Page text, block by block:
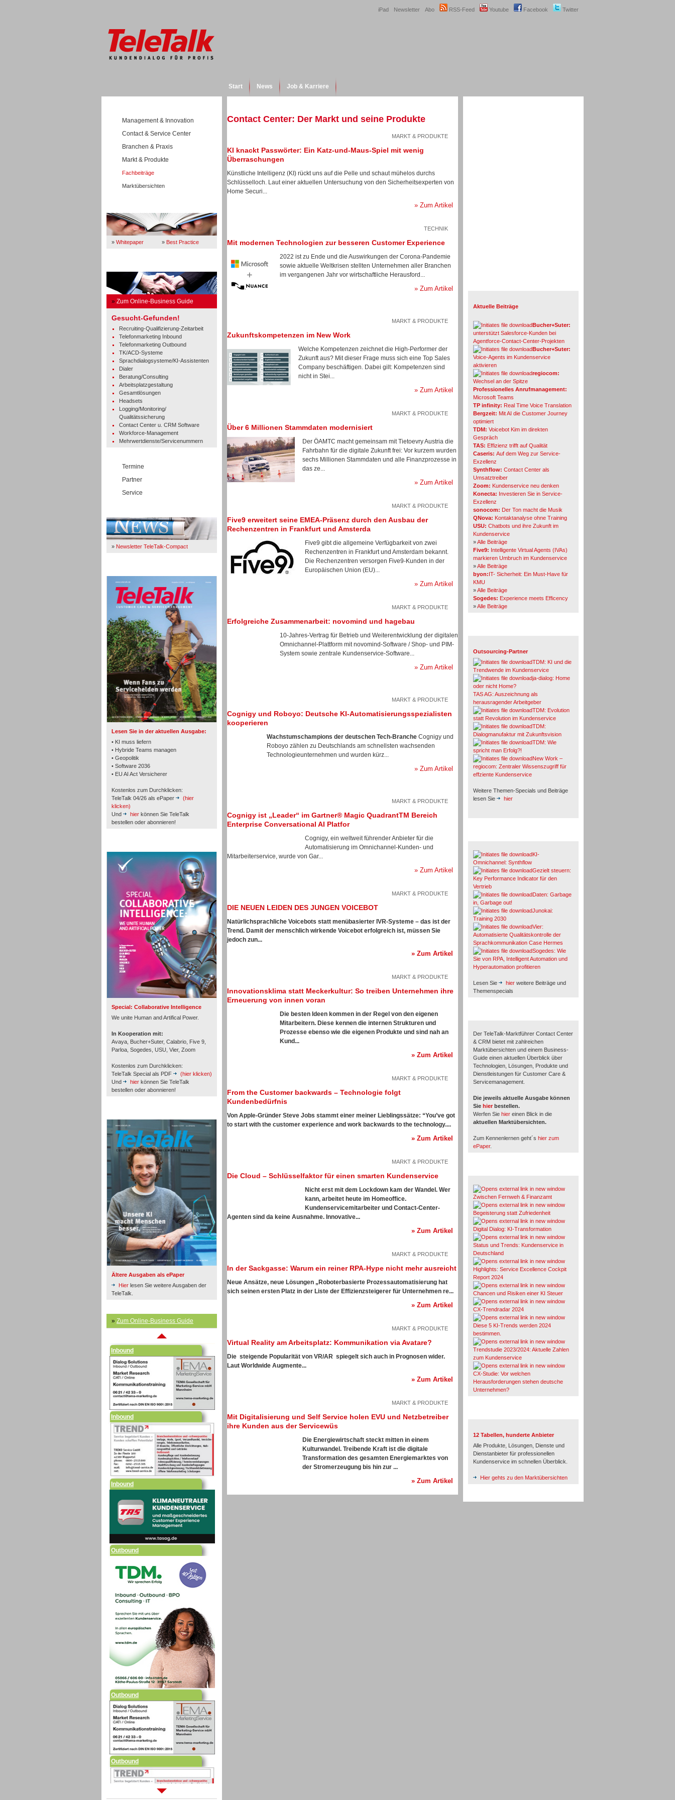
Twitter
Facebook
Youtube
RSS-Feed
Abo
Newsletter
iPad
Start News Job & Karriere
Management & Innovation
Contact & Service Center
Branchen & Praxis
Markt & Produkte
Fachbeiträge
Marktübersichten
» Whitepaper » Best Practice
» Zum Online-Business Guide
Gesucht-Gefunden!
Recruiting-Qualifizierung-Zeitarbeit
Telefonmarketing Inbound
Telefonmarketing Outbound
TK/ACD-Systeme
Sprachdialogsysteme/KI-Assistenten
Dialer
Beratung/Consulting
Arbeitsplatzgestaltung
Gesamtlösungen
Headsets
Logging/Monitoring/
Qualitätssicherung
Contact Center u. CRM Software
Workforce-Management
Mehrwertdienste/Servicenummern
Termine
Partner
Service
» Newsletter TeleTalk-Compact
Lesen Sie in der aktuellen Ausgabe:
• KI muss liefern
• Hybride Teams managen
• Geopolitik
• Software 2036
• EU AI Act Versicherer
Kostenlos zum Durchklicken:
TeleTalk 04/26 als ePaper
(hier
klicken)
Und
hier können Sie TeleTalk
bestellen oder abonnieren!
Special: Collaborative Intelligence
We unite Human and Artifical Power.
In Kooperation mit:
Avaya, Bucher+Suter, Calabrio, Five 9,
Parloa, Sogedes, USU, Vier, Zoom
Kostenlos zum Durchklicken:
TeleTalk Special als PDF
(hier klicken)
Und
hier können Sie TeleTalk
bestellen oder abonnieren!
Ältere Ausgaben als ePaper
Hier lesen Sie weitere Ausgaben der
TeleTalk.
» Zum Online-Business Guide
TK- und ACD-Systeme
Workforce-Management
Personal
Inbound
Inbound
Inbound
Inbound
Inbound
Inbound
Outbound
Contact Center: Der Markt und seine Produkte
MARKT & PRODUKTE
KI knackt Passwörter: Ein Katz-und-Maus-Spiel mit wenig
Überraschungen
Künstliche Intelligenz (KI) rückt uns auf die Pelle und schaut mühelos durchs
Schlüsselloch. Laut einer aktuellen Untersuchung von den Sicherheitsexperten von
Home Securi...
» Zum Artikel
TECHNIK
Mit modernen Technologien zur besseren Customer Experience
2022 ist zu Ende und die Auswirkungen der Corona-Pandemie
sowie aktuelle Weltkrisen stellten Unternehmen aller Branchen
im vergangenen Jahr vor wirtschaftliche Herausford...
» Zum Artikel
MARKT & PRODUKTE
Zukunftskompetenzen im New Work
Welche Kompetenzen zeichnet die High-Performer der
Zukunft aus? Mit dieser Frage muss sich eine Top Sales
Company beschäftigen. Dabei gilt: Kompetenzen sind
nicht in Stei...
» Zum Artikel
MARKT & PRODUKTE
Über 6 Millionen Stammdaten modernisiert
Der ÖAMTC macht gemeinsam mit Tietoevry Austria die
Fahrbahn für die digitale Zukunft frei: Vor kurzem wurden
sechs Millionen Stammdaten und alle Finanzprozesse in
das ze...
» Zum Artikel
MARKT & PRODUKTE
Five9 erweitert seine EMEA-Präsenz durch den Ausbau der
Rechenzentren in Frankfurt und Amsterda
Five9 gibt die allgemeine Verfügbarkeit von zwei
Rechenzentren in Frankfurt und Amsterdam bekannt.
Die Rechenzentren versorgen Five9-Kunden in der
Europäischen Union (EU)...
» Zum Artikel
MARKT & PRODUKTE
Erfolgreiche Zusammenarbeit: novomind und hagebau
10-Jahres-Vertrag für Betrieb und Weiterentwicklung der digitalen
Omnichannel-Plattform mit novomind-Software / Shop- und PIM-
System sowie zentrale Kundenservice-Software...
» Zum Artikel
MARKT & PRODUKTE
Cognigy und Roboyo: Deutsche KI-Automatisierungsspezialisten
kooperieren
Wachstumschampions der deutschen Tech-Branche Cognigy und
Roboyo zählen zu Deutschlands am schnellsten wachsenden
Technologieunternehmen und wurden kürz...
» Zum Artikel
MARKT & PRODUKTE
Cognigy ist „Leader“ im Gartner® Magic QuadrantTM Bereich
Enterprise Conversational AI Platfor
Cognigy, ein weltweit führender Anbieter für die
Automatisierung im Omnichannel-Kunden- und
Mitarbeiterservice, wurde von Gar...
» Zum Artikel
MARKT & PRODUKTE
DIE NEUEN LEIDEN DES JUNGEN VOICEBOT
Natürlichsprachliche Voicebots statt menübasierter IVR-Systeme – das ist der
Trend. Damit der menschlich wirkende Voicebot erfolgreich ist, müssen Sie
jedoch zun...
» Zum Artikel
MARKT & PRODUKTE
Innovationsklima statt Meckerkultur: So treiben Unternehmen ihre
Erneuerung von innen voran
Die besten Ideen kommen in der Regel von den eigenen
Mitarbeitern. Diese kennen die internen Strukturen und
Prozesse ebenso wie die eigenen Produkte und sind nah an
Kund...
» Zum Artikel
MARKT & PRODUKTE
From the Customer backwards – Technologie folgt
Kundenbedürfnis
Von Apple-Gründer Steve Jobs stammt einer meiner Lieblingssätze: “You’ve got
to start with the customer experience and work backwards to the technology....
» Zum Artikel
MARKT & PRODUKTE
Die Cloud – Schlüsselfaktor für einen smarten Kundenservice
Nicht erst mit dem Lockdown kam der Wandel. Wer
kann, arbeitet heute im Homeoffice.
Kundenservicemitarbeiter und Contact-Center-
Agenten sind da keine Ausnahme. Innovative...
» Zum Artikel
MARKT & PRODUKTE
In der Sackgasse: Warum ein reiner RPA-Hype nicht mehr ausreicht
Neue Ansätze, neue Lösungen „Roboterbasierte Prozessautomatisierung hat
sich seinen ersten Platz in der Liste der Effizienzsteigerer für Unternehmen re...
» Zum Artikel
MARKT & PRODUKTE
Virtual Reality am Arbeitsplatz: Kommunikation via Avatare?
Die steigende Popularität von VR/AR spiegelt sich auch in Prognosen wider.
Laut Worldwide Augmente...
» Zum Artikel
MARKT & PRODUKTE
Mit Digitalisierung und Self Service holen EVU und Netzbetreiber
ihre Kunden aus der Servicewüs
Die Energiewirtschaft steckt mitten in einem
Kulturwandel. Treibende Kraft ist die digitale
Transformation des gesamten Energiemarktes von
der Stromerzeugung bis hin zur ...
» Zum Artikel
Aktuelle Beiträge
Bucher+Suter:
unterstützt Salesforce-Kunden bei
Agentforce-Contact-Center-Projekten
Bucher+Suter:
Voice-Agents im Kundenservice
aktivieren
regiocom:
Wechsel an der Spitze
Professionelles Anrufmanagement:
Microsoft Teams
TP infinity: Real Time Voice Translation
Bergzeit: Mit AI die Customer Journey
optimiert
TDM: Voicebot Kim im direkten
Gespräch
TAS: Effizienz trifft auf Qualität
Caseris: Auf dem Weg zur Service-
Exzellenz
Synthflow: Contact Center als
Umsatztreiber
Zoom: Kundenservice neu denken
Konecta: Investieren Sie in Service-
Exzellenz
sonocom: Der Ton macht die Musik
QNova: Kontaktanalyse ohne Training
USU: Chatbots und ihre Zukunft im
Kundenservice
»Alle Beiträge
Five9: Intelligente Virtual Agents (IVAs)
markieren Umbruch im Kundenservice
»Alle Beiträge
byon:IT- Sicherheit: Ein Must-Have für
KMU
»Alle Beiträge
Sogedes: Experience meets Efficency
»Alle Beiträge
Outsourcing-Partner
TDM: KI und die
Trendwende im Kundenservice
ja-dialog: Home
oder nicht Home?
TAS AG: Auszeichnung als
herausragender Arbeitgeber
TDM: Evolution
statt Revolution im Kundenservice
TDM:
Dialogmanufaktur mit Zukunftsvision
TDM: Wie
spricht man Erfolg?!
New Work –
regiocom: Zentraler Wissenszugriff für
effziente Kundenservice
Weitere Themen-Specials und Beiträge
lesen Sie
hier
KI-
Omnichannel: Synthflow
Gezielt steuern:
Key Performance Indicator für den
Vertrieb
Daten: Garbage
in, Garbage out!
Junokai:
Training 2030
Vier:
Automatisierte Qualitätskontrolle der
Sprachkommunikation Case Hermes
Sogedes: Wie
Sie von RPA, Intelligent Automation und
Hyperautomation profitieren
Lesen Sie hier weitere Beiträge und
Themenspecials
Der TeleTalk-Marktführer Contact Center
& CRM bietet mit zahlreichen
Marktübersichten und einem Business-
Guide einen aktuellen Überblick über
Technologien, Lösungen, Produkte und
Dienstleistungen für Customer Care &
Servicemanagement.
Die jeweils aktuelle Ausgabe können
Sie hier bestellen.
Werfen Sie hier einen Blick in die
aktuellen Marktübersichten.
Zum Kennenlernen geht´s hier zum
ePaper.
Zwischen Fernweh & Finanzamt
Begeisterung statt Zufriedenheit
Digital Dialog: KI-Transformation
Status und Trends: Kundenservice in
Deutschland
Highlights: Service Excellence Cockpit
Report 2024
Chancen und Risiken einer KI Steuer
CX-Trendradar 2024
Diese 5 KI-Trends werden 2024
bestimmen.
Trendstudie 2023/2024: Aktuelle Zahlen
zum Kundenservice
CX-Studie: Vor welchen
Herausforderungen stehen deutsche
Unternehmen?
12 Tabellen, hunderte Anbieter
Alle Produkte, Lösungen, Dienste und
Dienstanbieter für professionellen
Kundenservice im schnellen Überblick.
Hier gehts zu den Marktübersichten